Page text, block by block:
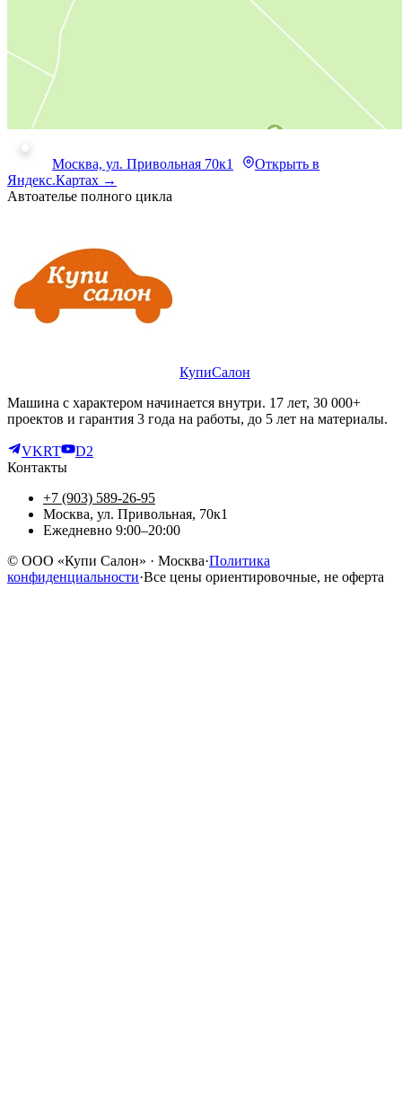
Москва, ул. Привольная 70к1
Открыть в
Яндекс.Картах →
Автоателье полного цикла
КупиСалон
Машина с характером начинается внутри. 17 лет, 30 000+
проектов и гарантия 3 года на работы, до 5 лет на материалы.
VKRT
D2
Контакты
+7 (903) 589-26-95
Москва, ул. Привольная, 70к1
Ежедневно 9:00–20:00
© ООО «Купи Салон» · Москва·Политика
конфиденциальности·Все цены ориентировочные, не оферта